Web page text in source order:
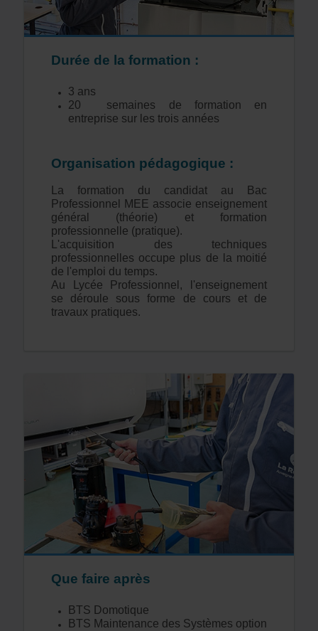
Durée de la formation :
3 ans
20 semaines de formation en
entreprise sur les trois années
Organisation pédagogique :
La formation du candidat au Bac
Professionnel MEE associe enseignement
général (théorie) et formation
professionnelle (pratique).
L'acquisition des techniques
professionnelles occupe plus de la moitié
de l'emploi du temps.
Au Lycée Professionnel, l'enseignement
se déroule sous forme de cours et de
travaux pratiques.
Que faire après
BTS Domotique
BTS Maintenance des Systèmes option